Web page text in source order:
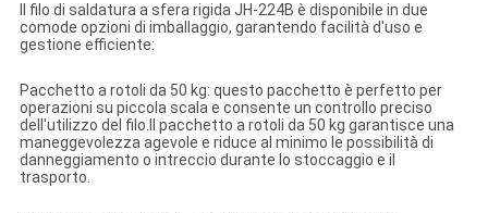
Il filo di saldatura a sfera rigida JH-224B è disponibile in due
comode opzioni di imballaggio, garantendo facilità d'uso e
gestione efficiente:
Pacchetto a rotoli da 50 kg: questo pacchetto è perfetto per
operazioni su piccola scala e consente un controllo preciso
dell'utilizzo del filo.Il pacchetto a rotoli da 50 kg garantisce una
maneggevolezza agevole e riduce al minimo le possibilità di
danneggiamento o intreccio durante lo stoccaggio e il
trasporto.